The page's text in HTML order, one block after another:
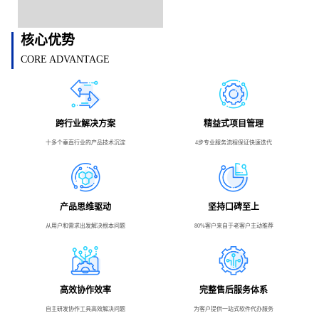
核心优势
CORE ADVANTAGE
跨行业解决方案
十多个垂直行业的产品技术沉淀
精益式项目管理
4步专业服务流程保证快速迭代
产品思维驱动
从用户和需求出发解决根本问题
坚持口碑至上
80%客户来自于老客户主动推荐
高效协作效率
自主研发协作工具高效解决问题
完整售后服务体系
为客户提供一站式软件代办服务